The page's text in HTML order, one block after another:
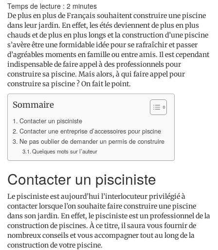
Temps de lecture : 2 minutes
De plus en plus de Français souhaitent construire une piscine
dans leur jardin. En effet, les étés deviennent de plus en plus
chauds et de plus en plus longs et la construction d’une piscine
s’avère être une formidable idée pour se rafraîchir et passer
d’agréables moments en famille ou entre amis. Il est cependant
indispensable de faire appel à des professionnels pour
construire sa piscine. Mais alors, à qui faire appel pour
construire sa piscine ? On fait le point.
Sommaire
Contacter un pisciniste
Contacter une entreprise d’accessoires pour piscine
Ne pas oublier de demander un permis de construire
Quelques mots sur l’auteur
Contacter un pisciniste
Le pisciniste est aujourd’hui l’interlocuteur privilégié à
contacter lorsque l’on souhaite faire construire une piscine
dans son jardin. En effet, le pisciniste est un professionnel de la
construction de piscines. À ce titre, il saura vous fournir de
nombreux conseils et vous accompagner tout au long de la
construction de votre piscine.